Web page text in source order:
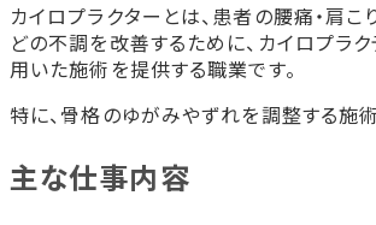
カイロプラクターとは、患者の腰痛・肩こ
どの不調を改善するために、カイロプラ
用いた施術を提供する職業です。
特に、骨格のゆがみやずれを調整する施
主な仕事内容